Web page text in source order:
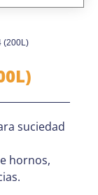
(200L)
suciedad
hornos,